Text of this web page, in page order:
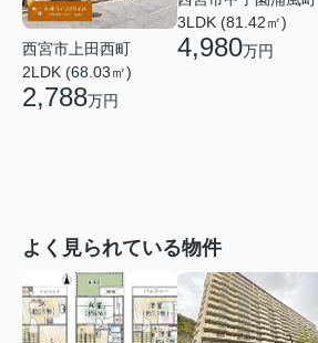
西宮市上田西町
2LDK (68.03㎡)
2,788万円
3LDK (81.42㎡)
4,980万円
よく見られている物件